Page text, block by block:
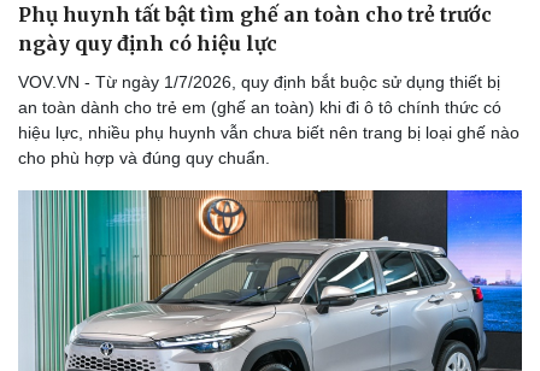
Phụ huynh tất bật tìm ghế an toàn cho trẻ trước
ngày quy định có hiệu lực
VOV.VN - Từ ngày 1/7/2026, quy định bắt buộc sử dụng thiết bị
an toàn dành cho trẻ em (ghế an toàn) khi đi ô tô chính thức có
hiệu lực, nhiều phụ huynh vẫn chưa biết nên trang bị loại ghế nào
cho phù hợp và đúng quy chuẩn.